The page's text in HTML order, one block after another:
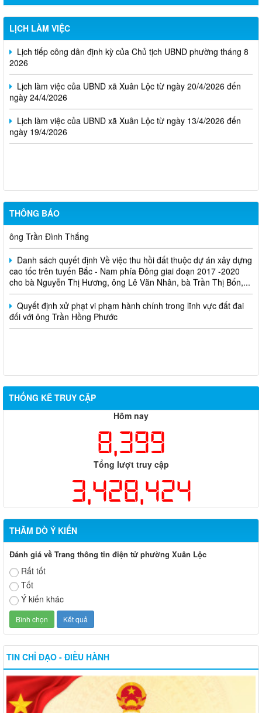
LỊCH LÀM VIỆC
Thông báo Lịch làm việc của UBND phường Xuân Lộc (Từ ngày
03/8/2026 đến ngày 07/8/2026)
Lịch tiếp công dân định kỳ của Chủ tịch UBND phường tháng 8
2026
Lịch làm việc của UBND xã Xuân Lộc từ ngày 20/4/2026 đến
ngày 24/4/2026
Lịch làm việc của UBND xã Xuân Lộc từ ngày 13/4/2026 đến
ngày 19/4/2026
THÔNG BÁO
Cuộc thi trực tuyến tìm hiểu pháp luật năm 2026.
Niêm yết công khai về việc mất Giấy chứng nhận đã cấp cho
ông Trần Đình Thắng
Danh sách quyết định Về việc thu hồi đất thuộc dự án xây dựng
cao tốc trên tuyến Bắc - Nam phía Đông giai đoạn 2017 -2020
cho bà Nguyễn Thị Hương, ông Lê Văn Nhân, bà Trần Thị Bốn,...
Quyết định xử phạt vi phạm hành chính trong lĩnh vực đất đai
đối với ông Trần Hồng Phước
THỐNG KÊ TRUY CẬP
Hôm nay
8,399
Tổng lượt truy cập
3,428,424
THĂM DÒ Ý KIẾN
Đánh giá về Trang thông tin điện tử phường Xuân Lộc
Rất tốt
Tốt
Ý kiến khác
TIN CHỈ ĐẠO - ĐIỀU HÀNH